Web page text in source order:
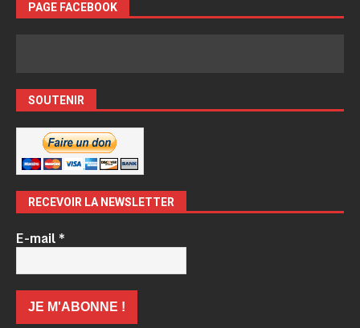
PAGE FACEBOOK
SOUTENIR
RECEVOIR LA NEWSLETTER
E-mail*